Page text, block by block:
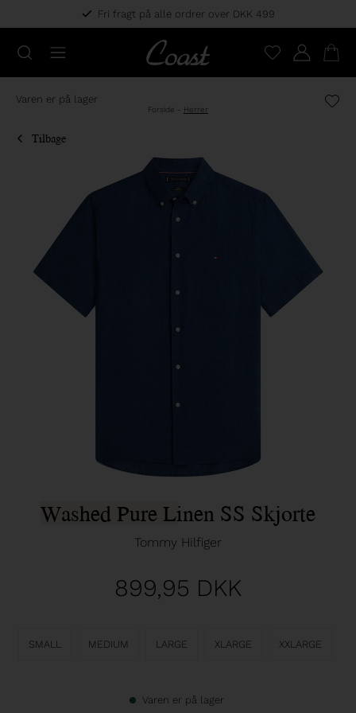
Fri fragt på alle ordrer over DKK 499
Varen er på lager
Forside - Herrer
Tilbage
Washed Pure Linen SS Skjorte
Tommy Hilfiger
899,95 DKK
SMALL MEDIUM LARGE XLARGE XXLARGE
Varen er på lager